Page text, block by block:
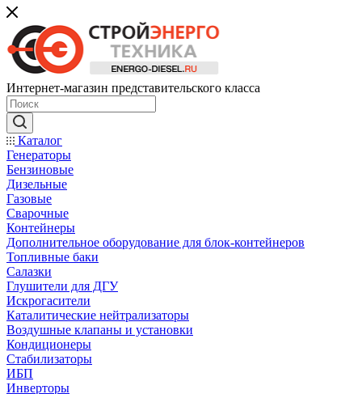
Интернет-магазин представительского класса
Каталог
Генераторы
Бензиновые
Дизельные
Газовые
Сварочные
Контейнеры
Дополнительное оборудование для блок-контейнеров
Топливные баки
Салазки
Глушители для ДГУ
Искрогасители
Каталитические нейтрализаторы
Воздушные клапаны и установки
Кондиционеры
Стабилизаторы
ИБП
Инверторы